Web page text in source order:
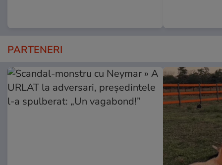
PARTENERI